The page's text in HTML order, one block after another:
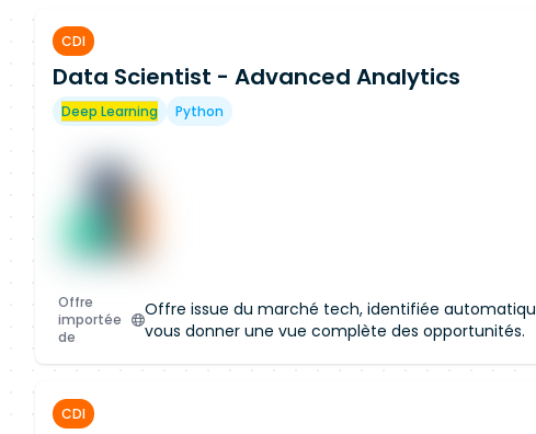
Accès restreint à la
Rejoignez notre plateforme pour
cette offre et obtenir un accès aux
CDI
Data Scientist - Advanced Analytics
Deep Learning Python
Offre
importée
de
Offre issue du marché tech, identifiée
vous donner une vue complète des opportunités.
CDI